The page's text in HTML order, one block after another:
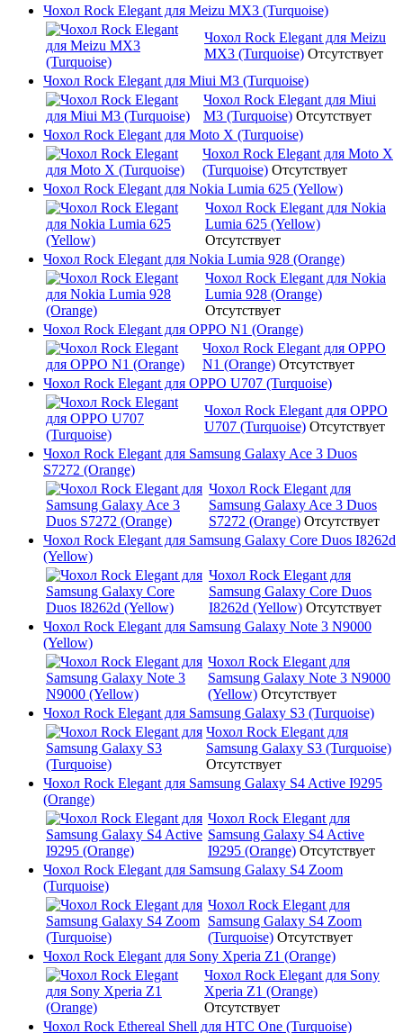
Чохол Rock Elegant для Meizu MX3 (Turquoise)
Чохол Rock Elegant для Meizu
MX3 (Turquoise) Отсутствует
Чохол Rock Elegant для Miui M3 (Turquoise)
Чохол Rock Elegant для Miui
M3 (Turquoise) Отсутствует
Чохол Rock Elegant для Moto X (Turquoise)
Чохол Rock Elegant для Moto X
(Turquoise) Отсутствует
Чохол Rock Elegant для Nokia Lumia 625 (Yellow)
Чохол Rock Elegant для Nokia
Lumia 625 (Yellow)
Отсутствует
Чохол Rock Elegant для Nokia Lumia 928 (Orange)
Чохол Rock Elegant для Nokia
Lumia 928 (Orange)
Отсутствует
Чохол Rock Elegant для OPPO N1 (Orange)
Чохол Rock Elegant для OPPO
N1 (Orange) Отсутствует
Чохол Rock Elegant для OPPO U707 (Turquoise)
Чохол Rock Elegant для OPPO
U707 (Turquoise) Отсутствует
Чохол Rock Elegant для Samsung Galaxy Ace 3 Duos
S7272 (Orange)
Чохол Rock Elegant для
Samsung Galaxy Ace 3 Duos
S7272 (Orange) Отсутствует
Чохол Rock Elegant для Samsung Galaxy Core Duos I8262d
(Yellow)
Чохол Rock Elegant для
Samsung Galaxy Core Duos
I8262d (Yellow) Отсутствует
Чохол Rock Elegant для Samsung Galaxy Note 3 N9000
(Yellow)
Чохол Rock Elegant для
Samsung Galaxy Note 3 N9000
(Yellow) Отсутствует
Чохол Rock Elegant для Samsung Galaxy S3 (Turquoise)
Чохол Rock Elegant для
Samsung Galaxy S3 (Turquoise)
Отсутствует
Чохол Rock Elegant для Samsung Galaxy S4 Active I9295
(Orange)
Чохол Rock Elegant для
Samsung Galaxy S4 Active
I9295 (Orange) Отсутствует
Чохол Rock Elegant для Samsung Galaxy S4 Zoom
(Turquoise)
Чохол Rock Elegant для
Samsung Galaxy S4 Zoom
(Turquoise) Отсутствует
Чохол Rock Elegant для Sony Xperia Z1 (Orange)
Чохол Rock Elegant для Sony
Xperia Z1 (Orange)
Отсутствует
Чохол Rock Ethereal Shell для HTC One (Turquoise)